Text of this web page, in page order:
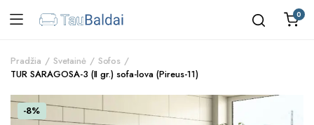
0
Pradžia Svetainė
Sofos
TUR SARAGOSA-3 (II gr.) sofa-lova (Pireus-11)
-8%